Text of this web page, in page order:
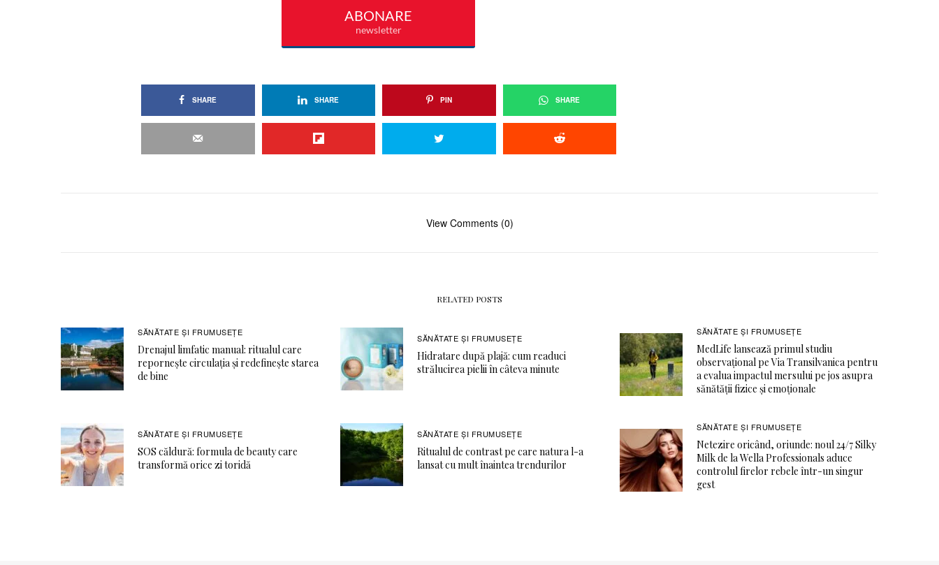
SHARE SHARE PIN SHARE
View Comments (0)
RELATED POSTS
SĂNĂTATE ŞI FRUMUSEȚE
Drenajul limfatic manual: ritualul care
repornește circulația și redefinește starea
de bine
SĂNĂTATE ŞI FRUMUSEȚE
Hidratare după plajă: cum readuci
strălucirea pielii în câteva minute
SĂNĂTATE ŞI FRUMUSEȚE
MedLife lansează primul studiu
observațional pe Via Transilvanica pentru
a evalua impactul mersului pe jos asupra
sănătății fizice și emoționale
SĂNĂTATE ŞI FRUMUSEȚE
SOS căldură: formula de beauty care
transformă orice zi toridă
SĂNĂTATE ŞI FRUMUSEȚE
Ritualul de contrast pe care natura l-a
lansat cu mult înaintea trendurilor
SĂNĂTATE ŞI FRUMUSEȚE
Netezire oricând, oriunde: noul 24/7 Silky
Milk de la Wella Professionals aduce
controlul firelor rebele într-un singur
gest